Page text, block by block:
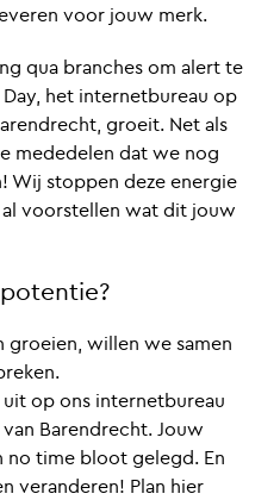
voor jouw merk.
qua branches om alert te
het internetbureau op
groeit. Net als
mededelen dat we nog
Wij stoppen deze energie
voorstellen wat dit jouw
willen we samen
op ons internetbureau
Barendrecht. Jouw
time bloot gelegd. En
veranderen! Plan hier